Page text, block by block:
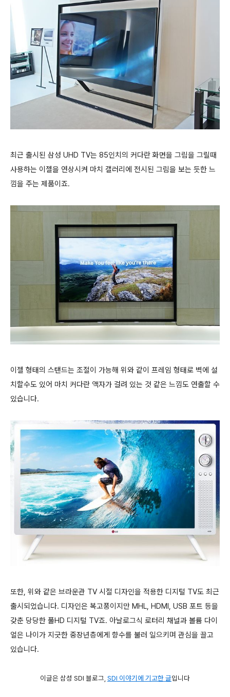
최근 출시된 삼성 UHD TV는 85인치의 커다란 화면을 그림을 그릴때
사용하는 이젤을 연상시켜 마치 갤러리에 전시된 그림을 보는 듯한 느
낌을 주는 제품이죠.
이젤 형태의 스탠드는 조절이 가능해 위와 같이 프레임 형태로 벽에 설
치할수도 있어 마치 커다란 액자가 걸려 있는 것 같은 느낌도 연출할 수
있습니다.
또한, 위와 같은 브라운관 TV 시절 디자인을 적용한 디지털 TV도 최근
출시되었습니다. 디자인은 복고풍이지만 MHL, HDMI, USB 포트 등을
갖춘 당당한 풀HD 디지털 TV죠. 아날로그식 로터리 채널과 볼륨 다이
얼은 나이가 지긋한 중장년층에게 향수를 불러 일으키며 관심을 끌고
있습니다.
이글은 삼성 SDI 블로그, SDI 이야기에 기고한 글입니다